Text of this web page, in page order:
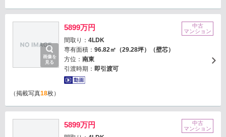
画像を
見る
5899万円
間取り： 4LDK
専有面積： 96.82㎡（29.28坪）（壁芯）
方位： 南東
引渡時期： 即引渡可
中古
マンション
（掲載写真18枚）
5899万円
中古
マンション